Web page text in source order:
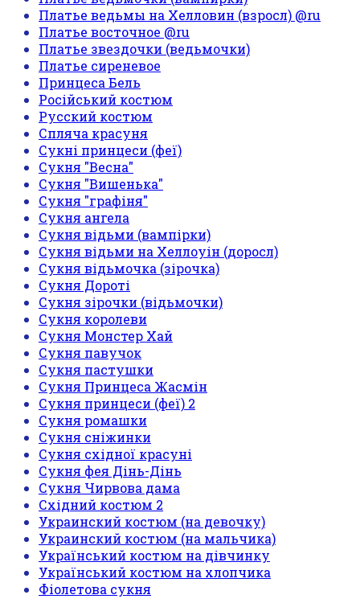
Платье ведьмы на Хелловин (взросл) @ru
Платье восточное @ru
Платье звездочки (ведьмочки)
Платье сиреневое
Принцеса Бель
Російський костюм
Русский костюм
Спляча красуня
Сукні принцеси (феї)
Сукня "Весна"
Сукня "Вишенька"
Сукня "графіня"
Сукня ангела
Сукня відьми (вампірки)
Сукня відьми на Хеллоуін (доросл)
Сукня відьмочка (зірочка)
Сукня Дороті
Сукня зірочки (відьмочки)
Сукня королеви
Сукня Монстер Хай
Сукня павучок
Сукня пастушки
Сукня Принцеса Жасмін
Сукня принцеси (феї) 2
Сукня ромашки
Сукня сніжинки
Сукня східної красуні
Сукня фея Дінь-Дінь
Сукня Чирвова дама
Східний костюм 2
Украинский костюм (на девочку)
Украинский костюм (на мальчика)
Український костюм на дівчинку
Український костюм на хлопчика
Фіолетова сукня